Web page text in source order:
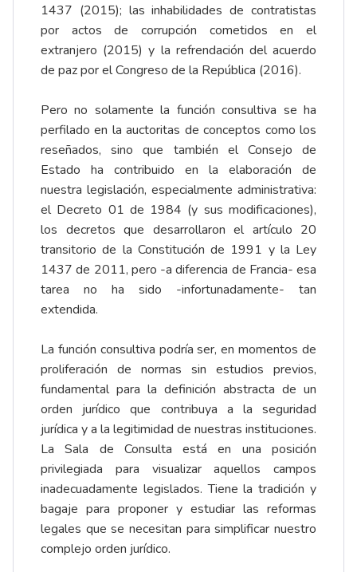
1437 (2015); las inhabilidades de contratistas
por actos de corrupción cometidos en el
extranjero (2015) y la refrendación del acuerdo
de paz por el Congreso de la República (2016).
Pero no solamente la función consultiva se ha
perfilado en la auctoritas de conceptos como los
reseñados, sino que también el Consejo de
Estado ha contribuido en la elaboración de
nuestra legislación, especialmente administrativa:
el Decreto 01 de 1984 (y sus modificaciones),
los decretos que desarrollaron el artículo 20
transitorio de la Constitución de 1991 y la Ley
1437 de 2011, pero -a diferencia de Francia- esa
tarea no ha sido -infortunadamente- tan
extendida.
La función consultiva podría ser, en momentos de
proliferación de normas sin estudios previos,
fundamental para la definición abstracta de un
orden jurídico que contribuya a la seguridad
jurídica y a la legitimidad de nuestras instituciones.
La Sala de Consulta está en una posición
privilegiada para visualizar aquellos campos
inadecuadamente legislados. Tiene la tradición y
bagaje para proponer y estudiar las reformas
legales que se necesitan para simplificar nuestro
complejo orden jurídico.